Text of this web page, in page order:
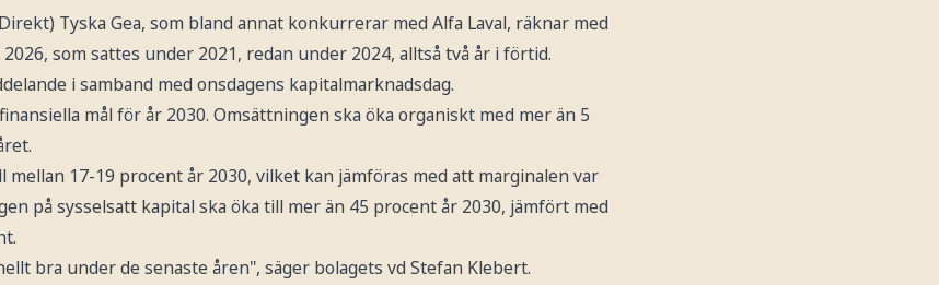
Tyska Gea, som bland annat konkurrerar med Alfa Laval, räknar med
som sattes under 2021, redan under 2024, alltså två år i förtid.
i samband med onsdagens kapitalmarknadsdag.
mål för år 2030. Omsättningen ska öka organiskt med mer än 5
mellan 17-19 procent år 2030, vilket kan jämföras med att marginalen var
på sysselsatt kapital ska öka till mer än 45 procent år 2030, jämfört med
bra under de senaste åren", säger bolagets vd Stefan Klebert.